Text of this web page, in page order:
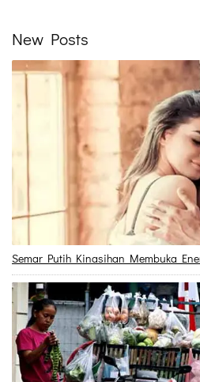
New Posts
Semar Putih Kinasihan Membuka